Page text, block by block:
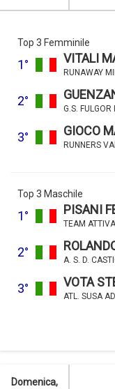
Top 3 Femminile
1° VITALI
RUNAWAY
2°
G.S. FULGOR
3° GIOCO
RUNNERS
Top 3 Maschile
1° PISANI
TEAM
2°
A. S. D.
3° VOTA
ATL. SUSA
Domenica,